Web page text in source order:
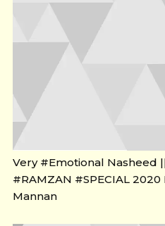
Very #Emotional Nasheed
#RAMZAN #SPECIAL
Mannan